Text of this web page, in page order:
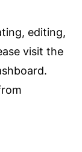
editing,
visit the